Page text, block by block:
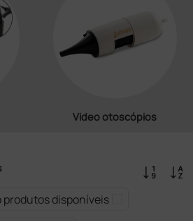
Video otoscópios
produtos disponíveis